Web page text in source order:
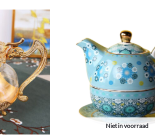
Niet in voorraad